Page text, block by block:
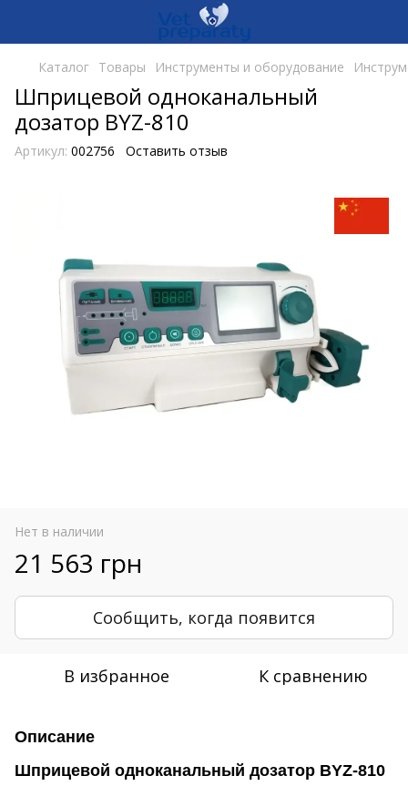
Каталог Товары Инструменты и оборудование
Шприцевой одноканальный
дозатор BYZ-810
Артикул: 002756 Оставить отзыв
Нет в наличии
21 563 грн
Сообщить, когда появится
В избранное К сравнению
Описание
Шприцевой одноканальный дозатор BYZ-810